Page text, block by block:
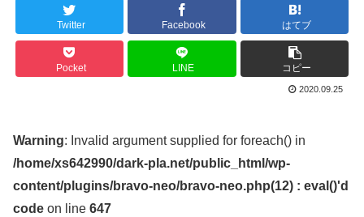
Twitter Facebook はてブ
Pocket LINE コピー
2020.09.25
Warning: Invalid argument supplied for foreach() in
/home/xs642990/dark-pla.net/public_html/wp-
content/plugins/bravo-neo/bravo-neo.php(12) : eval()'d
code on line 647